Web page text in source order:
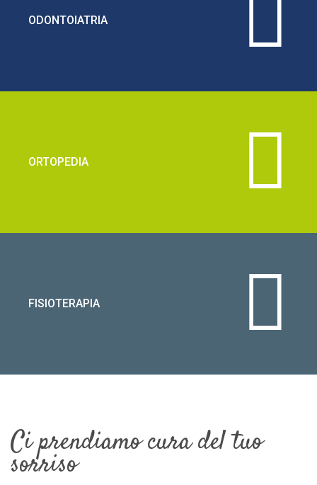
ODONTOIATRIA
ORTOPEDIA
FISIOTERAPIA
Ci prendiamo cura del tuo
sorriso